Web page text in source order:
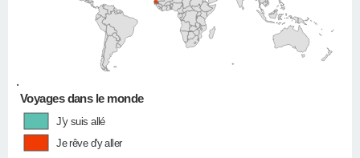
•
Voyages dans le monde
J'y suis allé
Je rêve d'y aller